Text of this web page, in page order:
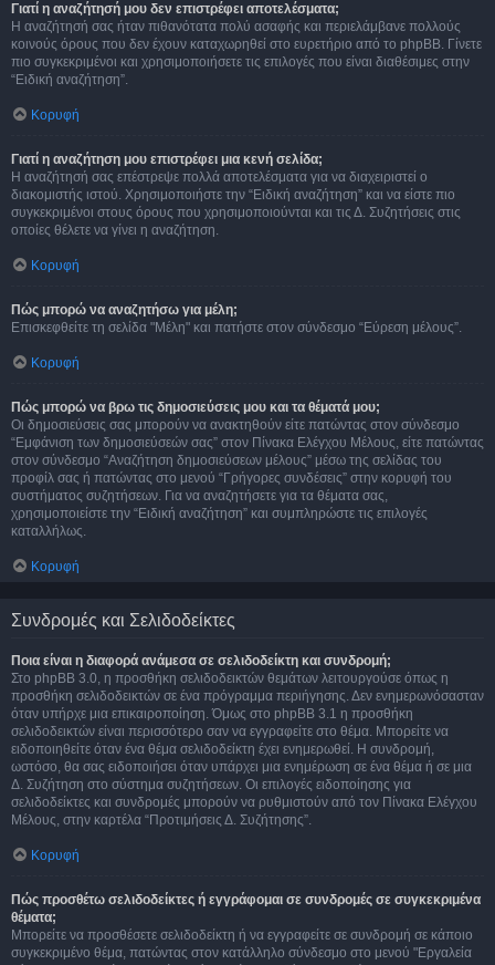
Γιατί η αναζήτησή μου δεν επιστρέφει αποτελέσματα;
Η αναζήτησή σας ήταν πιθανότατα πολύ ασαφής και περιελάμβανε πολλούς
κοινούς όρους που δεν έχουν καταχωρηθεί στο ευρετήριο από το phpBB. Γίνετε
πιο συγκεκριμένοι και χρησιμοποιήσετε τις επιλογές που είναι διαθέσιμες στην
“Ειδική αναζήτηση”.
Κορυφή
Γιατί η αναζήτηση μου επιστρέφει μια κενή σελίδα;
Η αναζήτησή σας επέστρεψε πολλά αποτελέσματα για να διαχειριστεί ο
διακομιστής ιστού. Χρησιμοποιήστε την “Ειδική αναζήτηση” και να είστε πιο
συγκεκριμένοι στους όρους που χρησιμοποιούνται και τις Δ. Συζητήσεις στις
οποίες θέλετε να γίνει η αναζήτηση.
Κορυφή
Πώς μπορώ να αναζητήσω για μέλη;
Επισκεφθείτε τη σελίδα "Μέλη" και πατήστε στον σύνδεσμο “Εύρεση μέλους”.
Κορυφή
Πώς μπορώ να βρω τις δημοσιεύσεις μου και τα θέματά μου;
Οι δημοσιεύσεις σας μπορούν να ανακτηθούν είτε πατώντας στον σύνδεσμο
“Εμφάνιση των δημοσιεύσεών σας” στον Πίνακα Ελέγχου Μέλους, είτε πατώντας
στον σύνδεσμο “Αναζήτηση δημοσιεύσεων μέλους” μέσω της σελίδας του
προφίλ σας ή πατώντας στο μενού “Γρήγορες συνδέσεις” στην κορυφή του
συστήματος συζητήσεων. Για να αναζητήσετε για τα θέματα σας,
χρησιμοποιείστε την “Ειδική αναζήτηση” και συμπληρώστε τις επιλογές
καταλλήλως.
Κορυφή
Συνδρομές και Σελιδοδείκτες
Ποια είναι η διαφορά ανάμεσα σε σελιδοδείκτη και συνδρομή;
Στο phpBB 3.0, η προσθήκη σελιδοδεικτών θεμάτων λειτουργούσε όπως η
προσθήκη σελιδοδεικτών σε ένα πρόγραμμα περιήγησης. Δεν ενημερωνόσασταν
όταν υπήρχε μια επικαιροποίηση. Όμως στο phpBB 3.1 η προσθήκη
σελιδοδεικτών είναι περισσότερο σαν να εγγραφείτε στο θέμα. Μπορείτε να
ειδοποιηθείτε όταν ένα θέμα σελιδοδείκτη έχει ενημερωθεί. Η συνδρομή,
ωστόσο, θα σας ειδοποιήσει όταν υπάρχει μια ενημέρωση σε ένα θέμα ή σε μια
Δ. Συζήτηση στο σύστημα συζητήσεων. Οι επιλογές ειδοποίησης για
σελιδοδείκτες και συνδρομές μπορούν να ρυθμιστούν από τον Πίνακα Ελέγχου
Μέλους, στην καρτέλα “Προτιμήσεις Δ. Συζήτησης”.
Κορυφή
Πώς προσθέτω σελιδοδείκτες ή εγγράφομαι σε συνδρομές σε συγκεκριμένα
θέματα;
Μπορείτε να προσθέσετε σελιδοδείκτη ή να εγγραφείτε σε συνδρομή σε κάποιο
συγκεκριμένο θέμα, πατώντας στον κατάλληλο σύνδεσμο στο μενού "Εργαλεία